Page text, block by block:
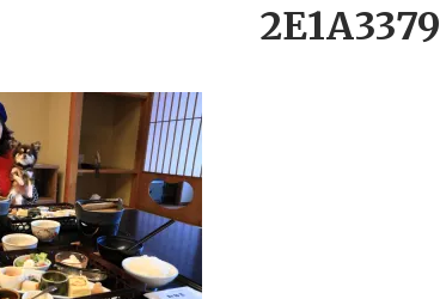
2E1A3379